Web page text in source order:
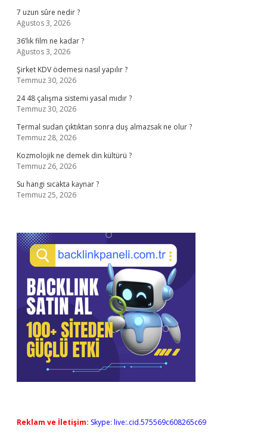
7 uzun sûre nedir ?
Ağustos 3, 2026
36’lık film ne kadar ?
Ağustos 3, 2026
Şirket KDV ödemesi nasıl yapılır ?
Temmuz 30, 2026
24 48 çalışma sistemi yasal mıdır ?
Temmuz 30, 2026
Termal sudan çıktıktan sonra duş almazsak ne olur ?
Temmuz 28, 2026
Kozmolojik ne demek din kültürü ?
Temmuz 26, 2026
Su hangi sıcakta kaynar ?
Temmuz 25, 2026
Reklam ve İletişim: Skype: live:.cid.575569c608265c69